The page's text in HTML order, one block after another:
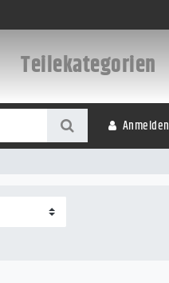
Teilekategorien
Anmelden